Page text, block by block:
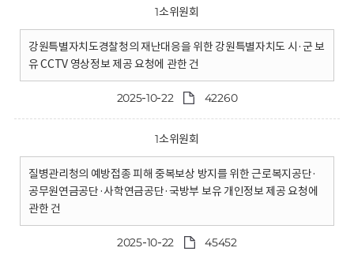
1소위원회
강원특별자치도경찰청의 재난대응을 위한 강원특별자치도 시·군 보
유 CCTV 영상정보 제공 요청에 관한 건
2025-10-22 42260
1소위원회
질병관리청의 예방접종 피해 중복보상 방지를 위한 근로복지공단·
공무원연금공단·사학연금공단·국방부 보유 개인정보 제공 요청에
관한 건
2025-10-22 45452